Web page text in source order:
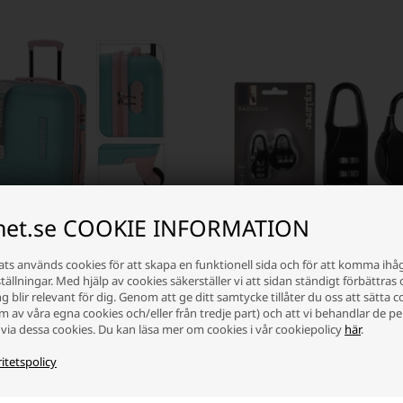
COOKIE INFORMATION
används cookies för att skapa en funktionell sida och för att komma
Med hjälp av cookies säkerställer vi att sidan ständigt förbättras
blir relevant för dig. Genom att ge ditt samtycke tillåter du oss att sätta
av våra egna cookies och/eller från tredje part) och att vi behandlar de
dessa cookies. Du kan läsa mer om cookies i vår cookiepolicy här.
30 liter Mintgrön/Rosa
Hänglås med 3-siffrig kod, set
Svart
Lägsta enhetspris: 52,50 SEK